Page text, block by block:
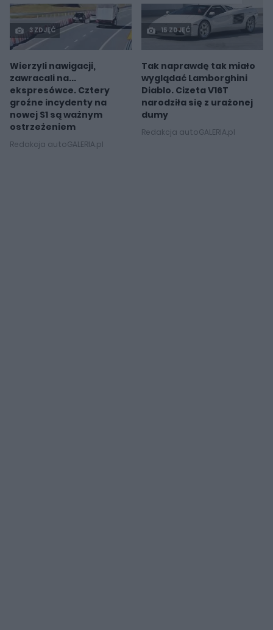
3 ZDJĘĆ
Wierzyli nawigacji,
zawracali na...
ekspresówce. Cztery
groźne incydenty na
nowej S1 są ważnym
ostrzeżeniem
Redakcja autoGALERIA.pl
15 ZDJĘĆ
Tak naprawdę tak miało
wyglądać Lamborghini
Diablo. Cizeta V16T
narodziła się z urażonej
dumy
Redakcja autoGALERIA.pl